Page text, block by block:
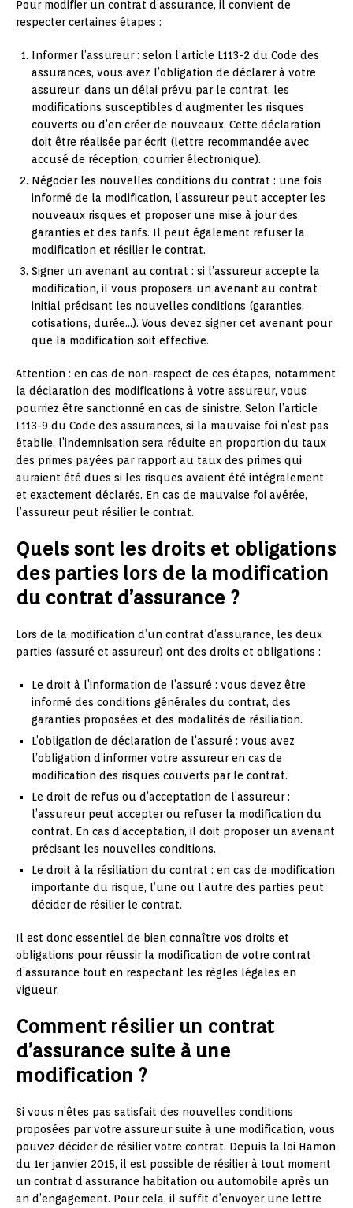
Pour modifier un contrat d’assurance, il convient de
respecter certaines étapes :
Informer l’assureur : selon l’article L113-2 du Code des
assurances, vous avez l’obligation de déclarer à votre
assureur, dans un délai prévu par le contrat, les
modifications susceptibles d’augmenter les risques
couverts ou d’en créer de nouveaux. Cette déclaration
doit être réalisée par écrit (lettre recommandée avec
accusé de réception, courrier électronique).
Négocier les nouvelles conditions du contrat : une fois
informé de la modification, l’assureur peut accepter les
nouveaux risques et proposer une mise à jour des
garanties et des tarifs. Il peut également refuser la
modification et résilier le contrat.
Signer un avenant au contrat : si l’assureur accepte la
modification, il vous proposera un avenant au contrat
initial précisant les nouvelles conditions (garanties,
cotisations, durée…). Vous devez signer cet avenant pour
que la modification soit effective.
Attention : en cas de non-respect de ces étapes, notamment
la déclaration des modifications à votre assureur, vous
pourriez être sanctionné en cas de sinistre. Selon l’article
L113-9 du Code des assurances, si la mauvaise foi n’est pas
établie, l’indemnisation sera réduite en proportion du taux
des primes payées par rapport au taux des primes qui
auraient été dues si les risques avaient été intégralement
et exactement déclarés. En cas de mauvaise foi avérée,
l’assureur peut résilier le contrat.
Quels sont les droits et obligations
des parties lors de la modification
du contrat d’assurance ?
Lors de la modification d’un contrat d’assurance, les deux
parties (assuré et assureur) ont des droits et obligations :
Le droit à l’information de l’assuré : vous devez être
informé des conditions générales du contrat, des
garanties proposées et des modalités de résiliation.
L’obligation de déclaration de l’assuré : vous avez
l’obligation d’informer votre assureur en cas de
modification des risques couverts par le contrat.
Le droit de refus ou d’acceptation de l’assureur :
l’assureur peut accepter ou refuser la modification du
contrat. En cas d’acceptation, il doit proposer un avenant
précisant les nouvelles conditions.
Le droit à la résiliation du contrat : en cas de modification
importante du risque, l’une ou l’autre des parties peut
décider de résilier le contrat.
Il est donc essentiel de bien connaître vos droits et
obligations pour réussir la modification de votre contrat
d’assurance tout en respectant les règles légales en
vigueur.
Comment résilier un contrat
d’assurance suite à une
modification ?
Si vous n’êtes pas satisfait des nouvelles conditions
proposées par votre assureur suite à une modification, vous
pouvez décider de résilier votre contrat. Depuis la loi Hamon
du 1er janvier 2015, il est possible de résilier à tout moment
un contrat d’assurance habitation ou automobile après un
an d’engagement. Pour cela, il suffit d’envoyer une lettre